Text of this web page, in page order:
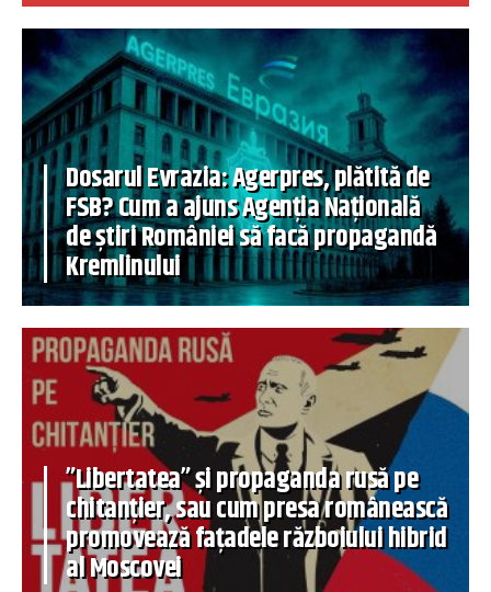
Dosarul Evrazia: Agerpres, plătită de
FSB? Cum a ajuns Agenția Națională
de știri României să facă propagandă
Kremlinului
”Libertatea” și propaganda rusă pe
chitanțier, sau cum presa românească
promovează fațadele războiului hibrid
al Moscovei